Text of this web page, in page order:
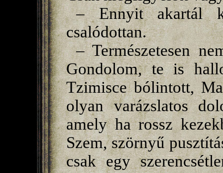
– Ennyit akartál
csalódottan.
– Természetesen
Gondolom, te is
Tzimisce bólintott,
olyan varázslatos
amely ha rossz
Szem, szörnyű
csak egy